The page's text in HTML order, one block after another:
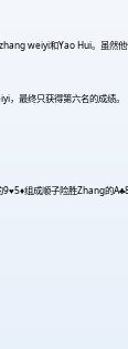
weiyi和Yao Hui。虽然
最终只获得第六名的成绩。
9♥5♦组成顺子险胜Zhang的